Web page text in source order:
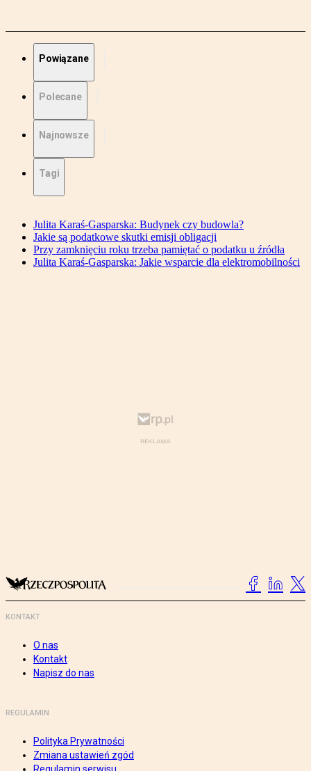
Powiązane
Polecane
Najnowsze
Tagi
Julita Karaś-Gasparska: Budynek czy budowla?
Jakie są podatkowe skutki emisji obligacji
Przy zamknięciu roku trzeba pamiętać o podatku u źródła
Julita Karaś-Gasparska: Jakie wsparcie dla elektromobilności
KONTAKT
O nas
Kontakt
Napisz do nas
REGULAMIN
Polityka Prywatności
Zmiana ustawień zgód